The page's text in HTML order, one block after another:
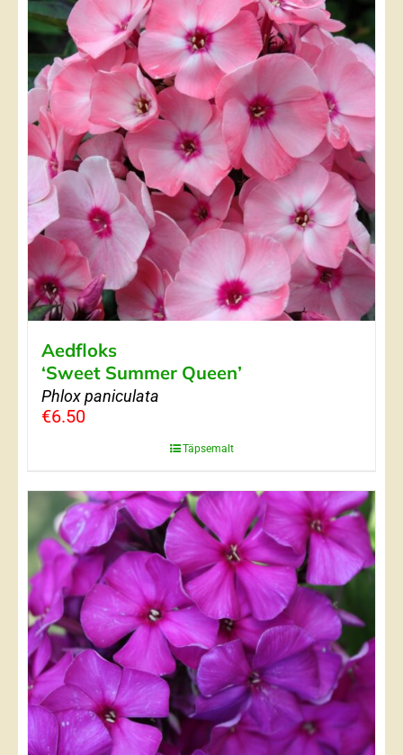
Aedfloks
‘Sweet Summer Queen’
Phlox paniculata
€6.50
Täpsemalt